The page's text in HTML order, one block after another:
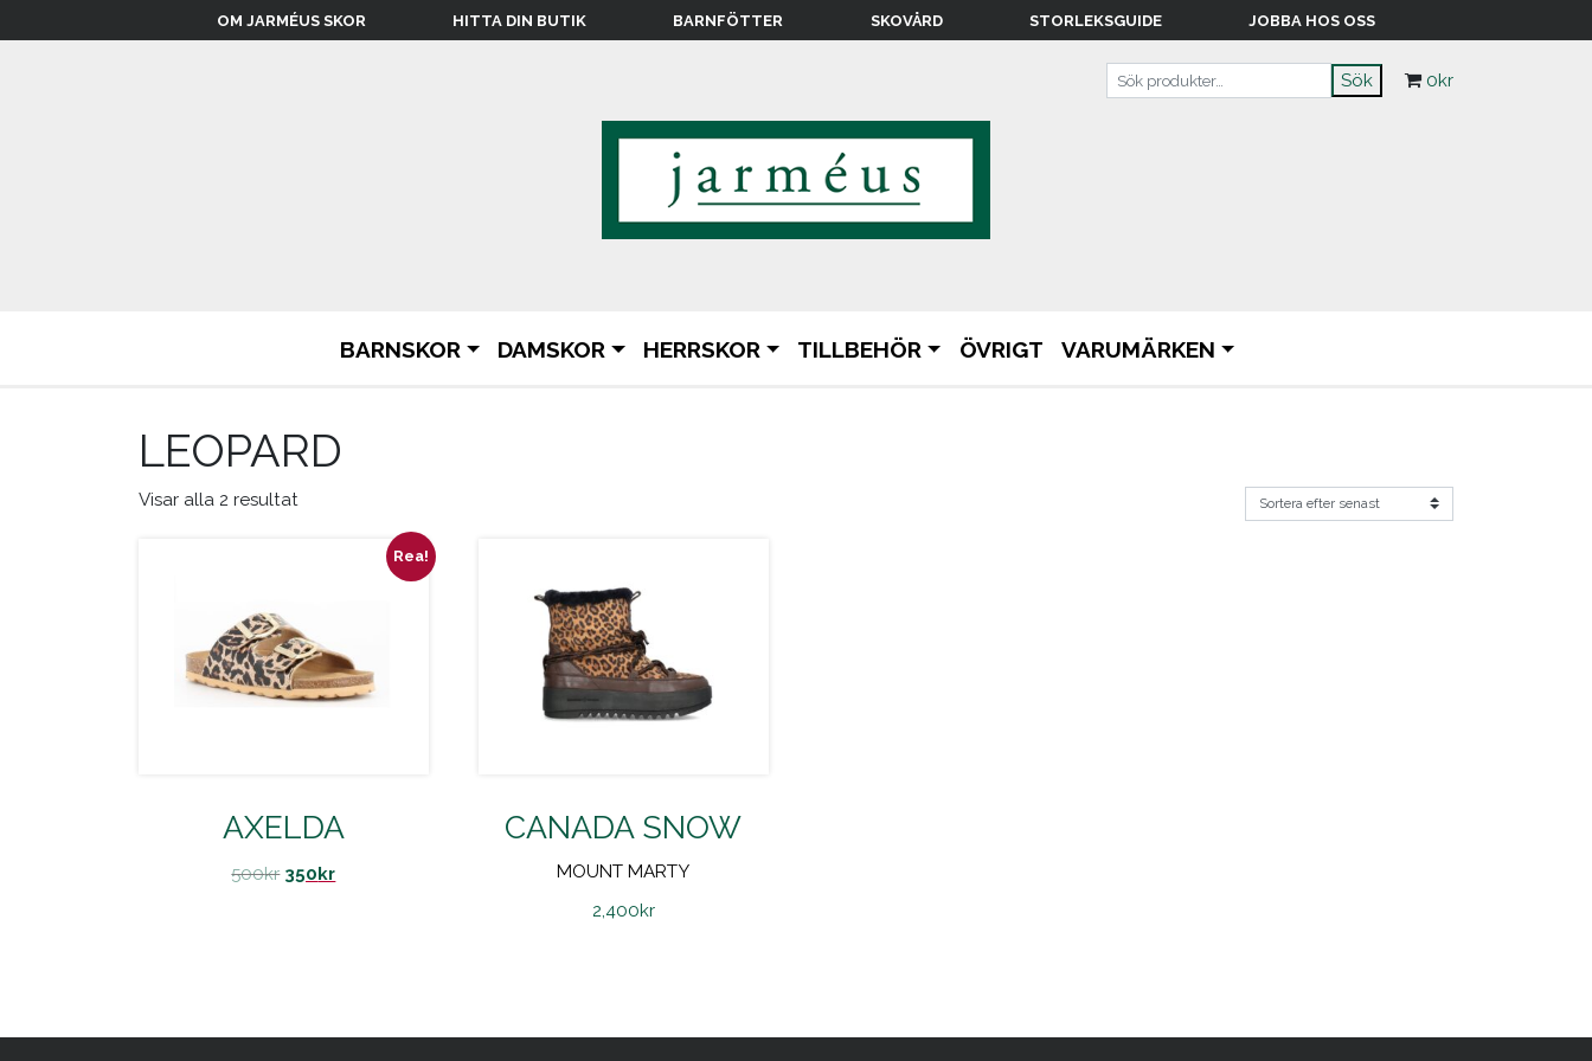
OM JARMÉUS SKOR HITTA DIN BUTIK BARNFÖTTER SKOVÅRD STORLEKSGUIDE JOBBA HOS OSS
Sök efter: Sök 0kr
BARNSKOR DAMSKOR HERRSKOR TILLBEHÖR ÖVRIGT VARUMÄRKEN
LEOPARD
Visar alla 2 resultat
Rea!
AXELDA
500kr 350kr
CANADA SNOW
MOUNT MARTY
2,400kr